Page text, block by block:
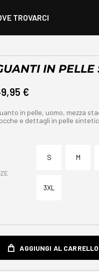
TROVARCI
IN PELLE
€
in pelle, uomo, mezza
e dettagli in pelle
S M
3XL
AGGIUNGI AL CARRELLO